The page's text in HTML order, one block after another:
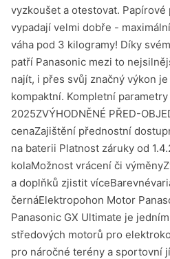
vyzkoušet a otestovat.
vypadají velmi dobře -
váha pod 3 kilogramy! Díky
patří Panasonic mezi to
najít, i přes svůj značný výkon
kompaktní. Kompletní parametry
2025ZVÝHODNĚNÉ PŘED-
cenaZajištění přednostní
na baterii Platnost záruky od
kolaMožnost vrácení či
a doplňků zjistit
černáElektropohon Motor
Panasonic GX Ultimate je
středových motorů pro
pro náročné terény a sportovní